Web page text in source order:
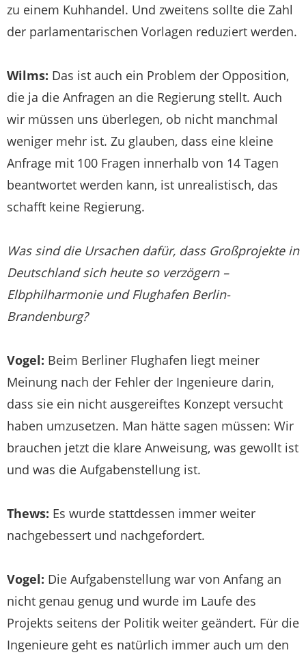
zu einem Kuhhandel. Und zweitens sollte die Zahl
der parlamentarischen Vorlagen reduziert werden.
Wilms: Das ist auch ein Problem der Opposition,
die ja die Anfragen an die Regierung stellt. Auch
wir müssen uns überlegen, ob nicht manchmal
weniger mehr ist. Zu glauben, dass eine kleine
Anfrage mit 100 Fragen innerhalb von 14 Tagen
beantwortet werden kann, ist unrealistisch, das
schafft keine Regierung.
Was sind die Ursachen dafür, dass Großprojekte in
Deutschland sich heute so verzögern –
Elbphilharmonie und Flughafen Berlin-
Brandenburg?
Vogel: Beim Berliner Flughafen liegt meiner
Meinung nach der Fehler der Ingenieure darin,
dass sie ein nicht ausgereiftes Konzept versucht
haben umzusetzen. Man hätte sagen müssen: Wir
brauchen jetzt die klare Anweisung, was gewollt ist
und was die Aufgabenstellung ist.
Thews: Es wurde stattdessen immer weiter
nachgebessert und nachgefordert.
Vogel: Die Aufgabenstellung war von Anfang an
nicht genau genug und wurde im Laufe des
Projekts seitens der Politik weiter geändert. Für die
Ingenieure geht es natürlich immer auch um den